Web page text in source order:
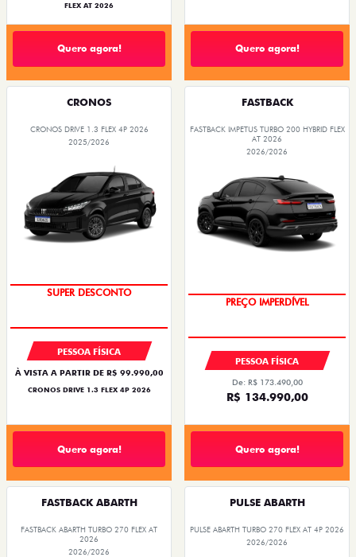
FLEX AT 2026
Quero agora! Quero agora!
CRONOS
CRONOS DRIVE 1.3 FLEX 4P 2026
2025/2026
BÔNUS DE ATÉ R$ 14 MIL
PESSOA FÍSICA
À VISTA A PARTIR DE R$ 99.990,00
CRONOS DRIVE 1.3 FLEX 4P 2026
Quero agora!
FASTBACK
FASTBACK IMPETUS TURBO 200 HYBRID FLEX
AT 2026
2026/2026
OPORTUNIDADE
PESSOA FÍSICA
De: R$ 173.490,00
R$ 134.990,00
Quero agora!
FASTBACK ABARTH
FASTBACK ABARTH TURBO 270 FLEX AT
2026
2026/2026
PULSE ABARTH
PULSE ABARTH TURBO 270 FLEX AT 4P 2026
2026/2026